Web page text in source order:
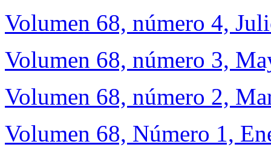
Volumen 68, número 4,
Volumen 68, número 3,
Volumen 68, número 2,
Volumen 68, Número 1,